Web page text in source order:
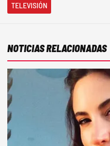
TELEVISIÓN
NOTICIAS RELACIONADAS